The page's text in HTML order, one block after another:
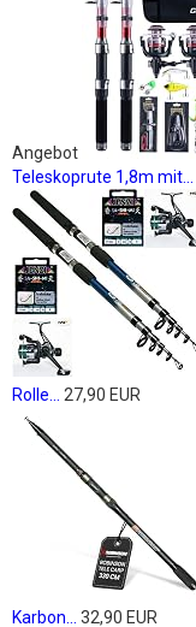
Angebot
Teleskoprute 1,8m mit...
Rolle...
27,90 EUR
Karbon...
32,90 EUR